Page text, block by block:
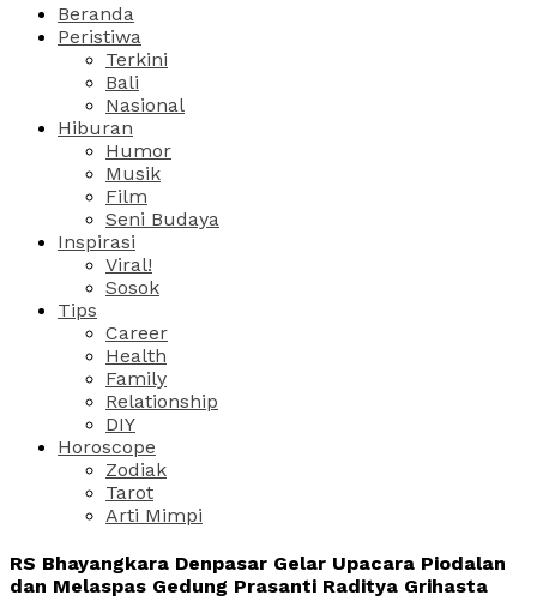
Beranda
Peristiwa
Terkini
Bali
Nasional
Hiburan
Humor
Musik
Film
Seni Budaya
Inspirasi
Viral!
Sosok
Tips
Career
Health
Family
Relationship
DIY
Horoscope
Zodiak
Tarot
Arti Mimpi
RS Bhayangkara Denpasar Gelar Upacara Piodalan
dan Melaspas Gedung Prasanti Raditya Grihasta